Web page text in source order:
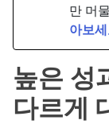
만 머
아보
높은 성
다르게